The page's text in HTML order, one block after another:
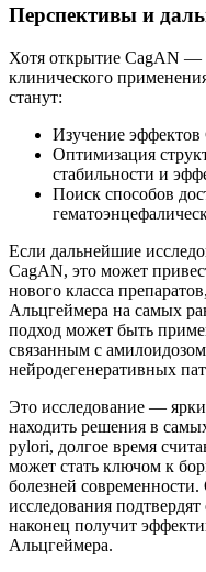
Перспективы и
Хотя открытие CagAN
клинического
станут:
Изучение
Оптимизация
стабильности и
Поиск способов
Если дальнейшие
CagAN, это может
нового класса
Альцгеймера на самых
подход может быть
связанным с
нейродегенеративных
Это исследование —
находить решения в
pylori, долгое время
может стать ключом к
болезней современности.
исследования
наконец получит
Альцгеймера.